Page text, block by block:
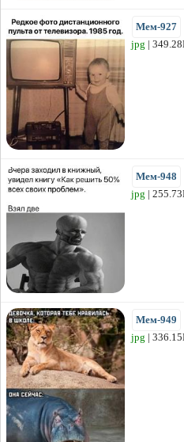
Мем-927
jpg |
Мем-948
jpg |
Мем-949
jpg |